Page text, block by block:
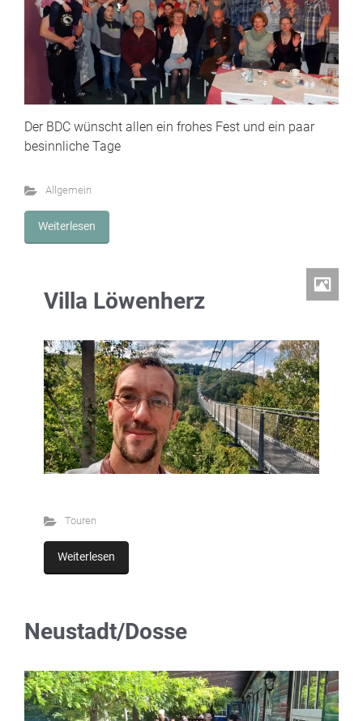
Der BDC wünscht allen ein frohes Fest und ein paar
besinnliche Tage
Allgemein
Weiterlesen
Villa Löwenherz
Touren
Weiterlesen
Neustadt/Dosse